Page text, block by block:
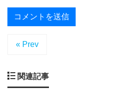
« Prev
関連記事